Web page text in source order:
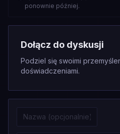
ponownie później.
Dołącz do dyskusji
Podziel się swoimi
doświadczeniami.